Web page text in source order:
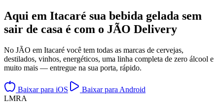
Aqui em Itacaré sua bebida gelada sem
sair de casa é com o JÃO Delivery
No JÃO em Itacaré você tem todas as marcas de cervejas,
destilados, vinhos, energéticos, uma linha completa de zero álcool e
muito mais — entregue na sua porta, rápido.
Baixar para iOS
Baixar para Android
LMRA